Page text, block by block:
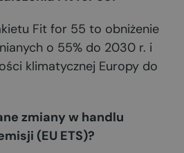
Fit for 55 to obniżenie
o 55% do 2030 r. i
klimatycznej Europy do
zmiany w handlu
(EU ETS)?